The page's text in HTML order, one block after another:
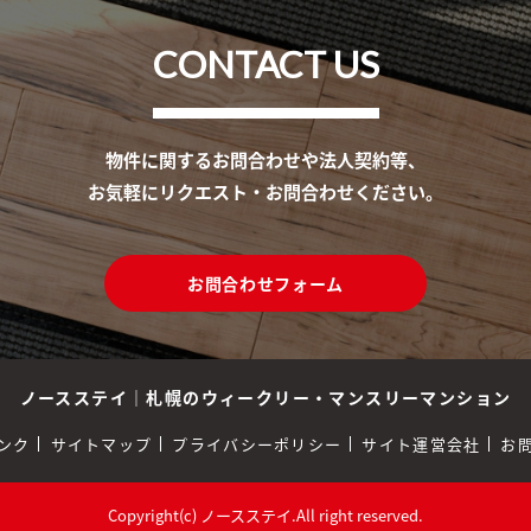
CONTACT US
物件に関するお問合わせや法人契約等、
お気軽にリクエスト・お問合わせください。
お問合わせフォーム
ノースステイ ｜札幌のウィークリー・マンスリーマンション
ク サイトマップ プライバシーポリシー サイト運営会社 お
Copyright(c) ノースステイ.All right reserved.